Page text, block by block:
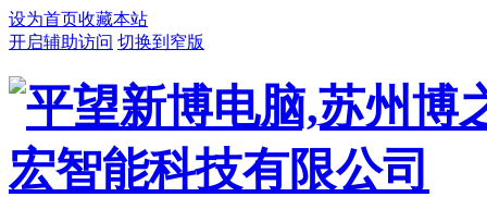
设为首页收藏本站
开启辅助访问 切换到窄版